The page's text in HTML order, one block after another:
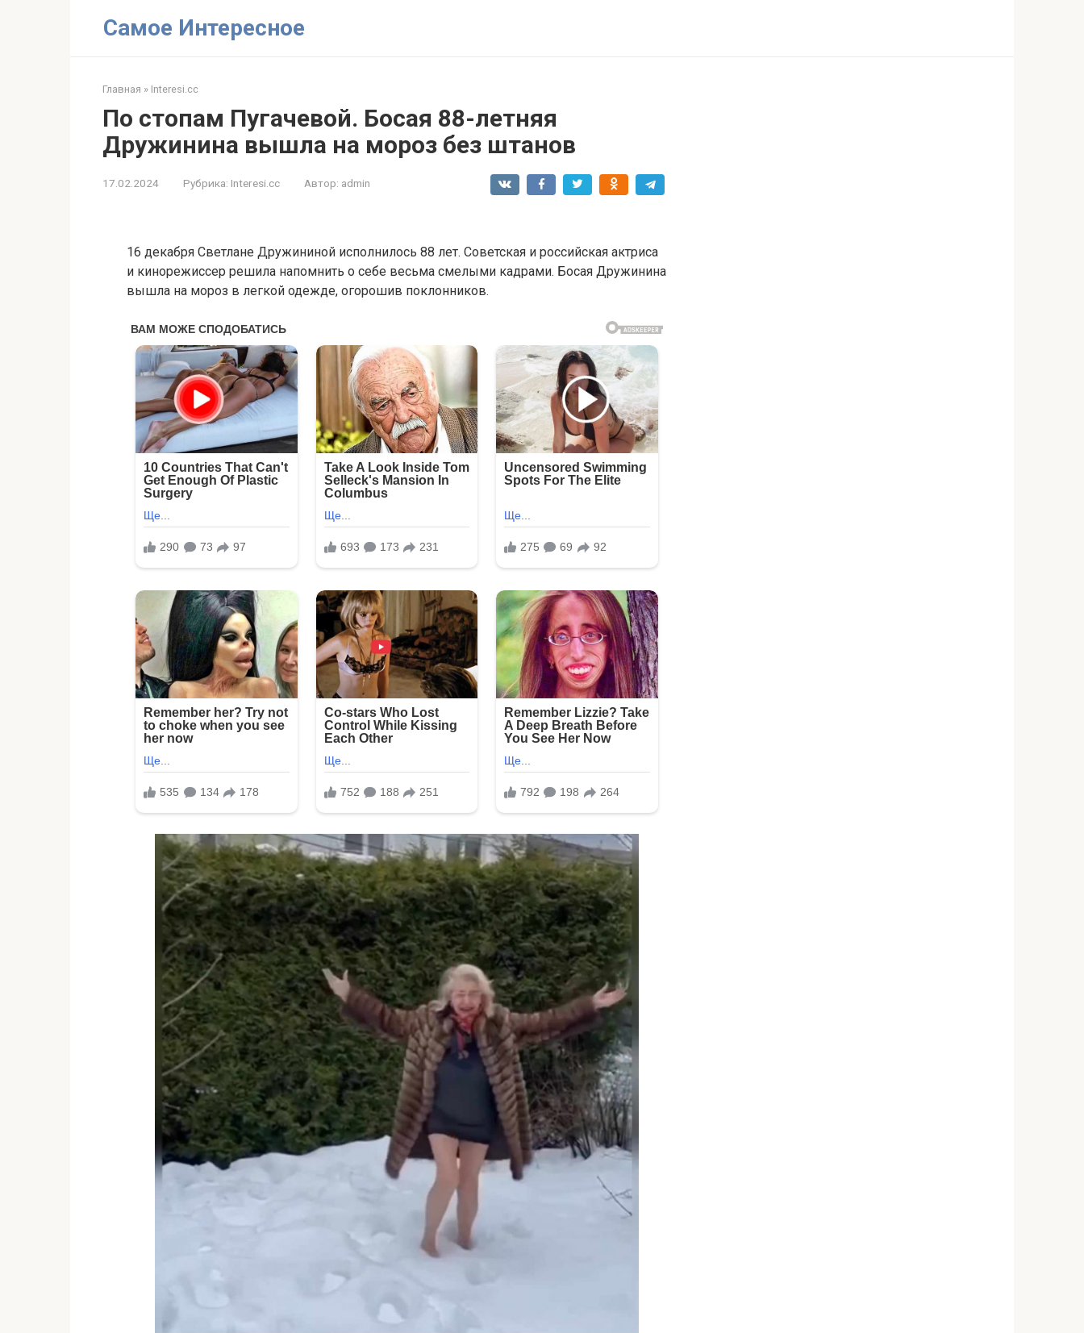
Самое Интересное
Главная » Interesi.cc
По стопам Пугачевой. Босая 88-летняя
Дружинина вышла на мороз без штанов
17.02.2024 Рубрика: Interesi.cc Автор: admin
16 декабря Светлане Дружининой исполнилось 88 лет. Советская и российская актриса
и кинорежиссер решила напомнить о себе весьма смелыми кадрами. Босая Дружинина
вышла на мороз в легкой одежде, огорошив поклонников.